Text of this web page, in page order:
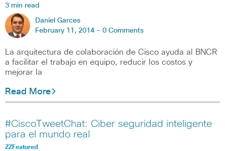
3 min read
Daniel Garces
February 11, 2014 - 0 Comments
La arquitectura de colaboración de Cisco ayuda al BNCR
a facilitar el trabajo en equipo, reducir los costos y
mejorar la
Read More
#CiscoTweetChat: Ciber seguridad inteligente
para el mundo real
ZZFeatured